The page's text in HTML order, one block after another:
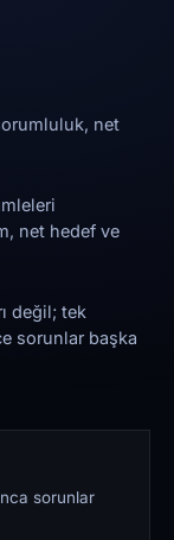
net
net hedef ve
değil; tek
sorunlar başka
sorunlar